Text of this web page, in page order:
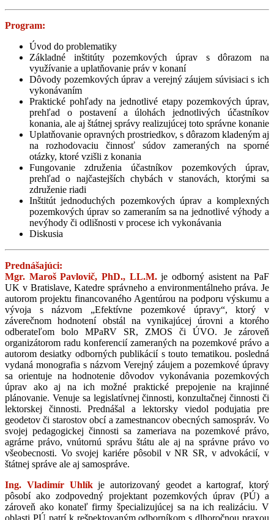
Program:
Úvod do problematiky
Základné inštitúty pozemkových úprav s dôrazom na
využívanie a uplatňovanie práv v konaní
Dôvody pozemkových úprav a verejný záujem súvisiaci s ich
vykonávaním
Praktické pohľady na jednotlivé etapy pozemkových úprav,
prehľad o postavení a úlohách jednotlivých účastníkov
konania, ale aj štátnej správy realizujúcej toto správne konanie
Uplatňovanie opravných prostriedkov, s dôrazom kladeným aj
na rozhodovaciu činnosť súdov zameraných na sporné
otázky, ktoré vzišli z konania
Fungovanie združenia účastníkov pozemkových úprav,
prehľad o najčastejších chybách v stanovách, ktorými sa
združenie riadi
Inštitút jednoduchých pozemkových úprav a komplexných
pozemkových úprav so zameraním sa na jednotlivé výhody a
nevýhody či odlišnosti v procese ich vykonávania
Diskusia
Prednášajúci:
Mgr. Maroš Pavlovič, PhD., LL.M. je odborný asistent na PaF
UK v Bratislave, Katedre správneho a environmentálneho práva. Je
autorom projektu financovaného Agentúrou na podporu výskumu a
vývoja s názvom „Efektívne pozemkové úpravy“, ktorý v
záverečnom hodnotení obstál na vynikajúcej úrovni a ktorého
odberateľom bolo MPaRV SR, ZMOS či ÚVO. Je zároveň
organizátorom radu konferencií zameraných na pozemkové právo a
autorom desiatky odborných publikácií s touto tematikou. posledná
vydaná monografia s názvom Verejný záujem a pozemkové úpravy
sa orientuje na hodnotenie dôvodov vykonávania pozemkových
úprav ako aj na ich možné praktické prepojenie na krajinné
plánovanie. Venuje sa legislatívnej činnosti, konzultačnej činnosti či
lektorskej činnosti. Prednášal a lektorsky viedol podujatia pre
geodetov či starostov obcí a zamestnancov obecných samospráv. Vo
svojej pedagogickej činnosti sa zameriava na pozemkové právo,
agrárne právo, vnútornú správu štátu ale aj na správne právo vo
všeobecnosti. Vo svojej kariére pôsobil v NR SR, v advokácií, v
štátnej správe ale aj samospráve.
Ing. Vladimír Uhlík je autorizovaný geodet a kartograf, ktorý
pôsobí ako zodpovedný projektant pozemkových úprav (PÚ) a
zároveň ako konateľ firmy špecializujúcej sa na ich realizáciu. V